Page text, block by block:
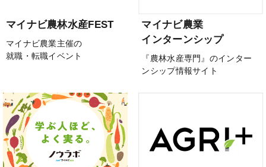
マイナビ農林水産FEST
マイナビ農業主催の
就職・転職イベント
マイナビ農業
インターンシップ
『農林水産専門』のインター
ンシップ情報サイト